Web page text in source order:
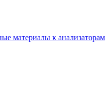
материалы к анализаторам